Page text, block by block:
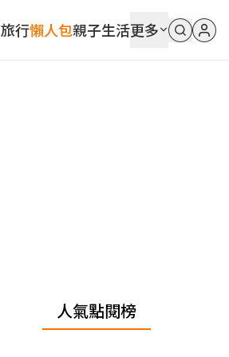
旅行懶人包親子生活更多
人氣點閱榜